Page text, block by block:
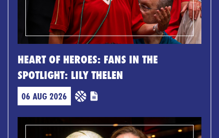
HEART OF HEROES: FANS IN THE
SPOTLIGHT: LILY THELEN
06 AUG 2026